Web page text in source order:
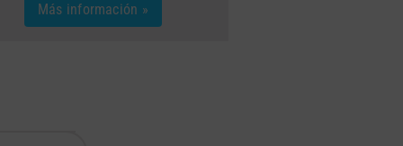
Más información »